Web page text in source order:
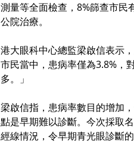
測量等全面檢查，8%篩查市民
公院治療。
港大眼科中心總監梁啟信表示
市民當中，患病率僅為3.8%，
多。」
梁啟信指，患病率數目的增加
點是早期難以診斷。今次採取
經線情況，令早期青光眼診斷的